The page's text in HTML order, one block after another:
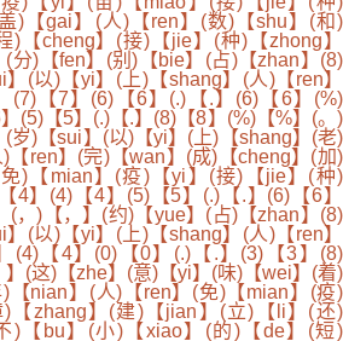
)【gai】(人)【ren】(数)【shu】(和)
)【cheng】(接)【jie】(种)【zhong】
分)【fen】(别)【bie】(占)【zhan】(8)
】(以)【yi】(上)【shang】(人)【ren】
(7)【7】(6)【6】(.)【.】(6)【6】(%)
(5)【5】(.)【.】(8)【8】(%)【%】(。)
(岁)【sui】(以)【yi】(上)【shang】(老)
)【ren】(完)【wan】(成)【cheng】(加)
)【mian】(疫)【yi】(接)【jie】(种)
4】(4)【4】(5)【5】(.)【.】(6)【6】
(，)【，】(约)【yue】(占)【zhan】(8)
】(以)【yi】(上)【shang】(人)【ren】
(4)【4】(0)【0】(.)【.】(3)【3】(8)
】(这)【zhe】(意)【yi】(味)【wei】(着)
)【nian】(人)【ren】(免)【mian】(疫)
)【zhang】(建)【jian】(立)【li】(还)
)【bu】(小)【xiao】(的)【de】(短)